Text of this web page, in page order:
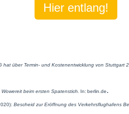
Hier entlang!
hat über Termin- und Kostenentwicklung von Stuttgart
Wowereit beim ersten Spatenstich. In: berlin.de.
Bescheid zur Eröffnung des Verkehrsflughafens